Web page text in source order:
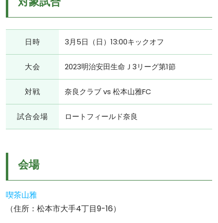
日時 3月5日（日）13:00キックオフ
大会 2023明治安田生命Ｊ3リーグ第1節
対戦 奈良クラブ vs 松本山雅FC
試合会場 ロートフィールド奈良
会場
喫茶山雅
（住所：松本市大手4丁目9-16）